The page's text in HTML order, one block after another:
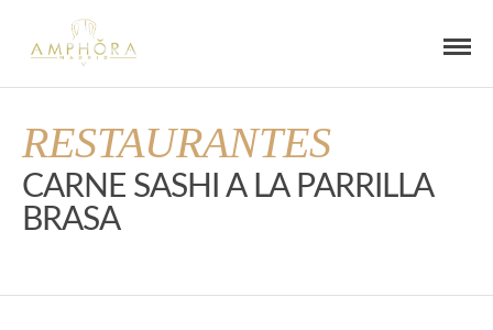
RESTAURANTES
CARNE SASHI A LA PARRILLA
BRASA